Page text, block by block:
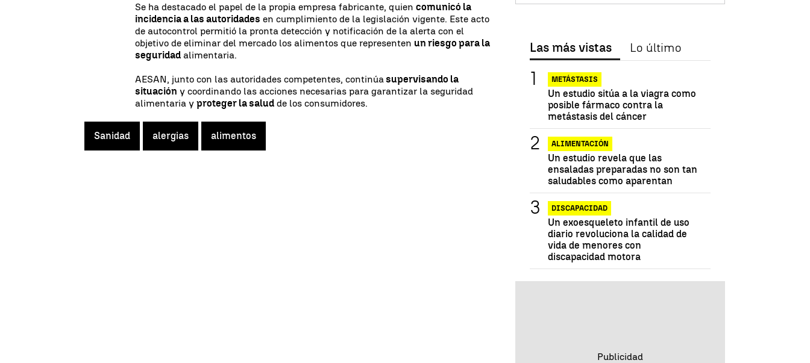
Se ha destacado el papel de la propia empresa fabricante, quiencomunicó la
incidencia a las autoridades en cumplimiento de la legislación vigente. Este acto
de autocontrol permitió la pronta detección y notificación de la alerta con el
objetivo de eliminar del mercado los alimentos que representen un riesgo para la
seguridad alimentaria.
AESAN, junto con las autoridades competentes, continúa supervisando la
situación y coordinando las acciones necesarias para garantizar la seguridad
alimentaria yproteger la salud de los consumidores.
Sanidad alergias alimentos
Las más vistas Lo último
METÁSTASIS
Un estudio sitúa a la viagra como
posible fármaco contra la
metástasis del cáncer
ALIMENTACIÓN
Un estudio revela que las
ensaladas preparadas no son tan
saludables como aparentan
DISCAPACIDAD
Un exoesqueleto infantil de uso
diario revoluciona la calidad de
vida de menores con
discapacidad motora